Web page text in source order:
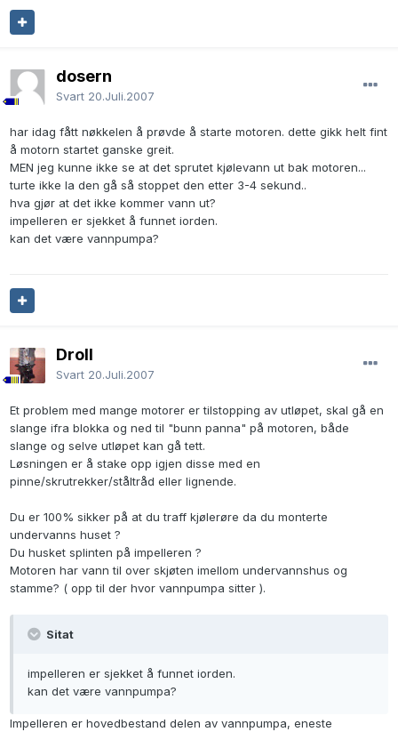
dosern
Svart 20.Juli.2007
har idag fått nøkkelen å prøvde å starte motoren. dette gikk helt fint
å motorn startet ganske greit.
MEN jeg kunne ikke se at det sprutet kjølevann ut bak motoren...
turte ikke la den gå så stoppet den etter 3-4 sekund..
hva gjør at det ikke kommer vann ut?
impelleren er sjekket å funnet iorden.
kan det være vannpumpa?
Droll
Svart 20.Juli.2007
Et problem med mange motorer er tilstopping av utløpet, skal gå en
slange ifra blokka og ned til "bunn panna" på motoren, både
slange og selve utløpet kan gå tett.
Løsningen er å stake opp igjen disse med en
pinne/skrutrekker/ståltråd eller lignende.
Du er 100% sikker på at du traff kjølerøre da du monterte
undervanns huset ?
Du husket splinten på impelleren ?
Motoren har vann til over skjøten imellom undervannshus og
stamme? ( opp til der hvor vannpumpa sitter ).
Sitat
impelleren er sjekket å funnet iorden.
kan det være vannpumpa?
Impelleren er hovedbestand delen av vannpumpa, eneste